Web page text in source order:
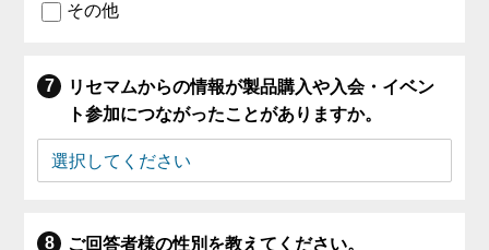
その他
リセマムからの情報が製品購入や入会・イベン
ト参加につながったことがありますか。
ご回答者様の性別を教えてください。